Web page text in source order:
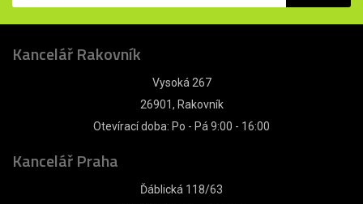
Kancelář Rakovník
Vysoká 267
26901, Rakovník
Otevírací doba: Po - Pá 9:00 - 16:00
Kancelář Praha
Ďáblická 118/63